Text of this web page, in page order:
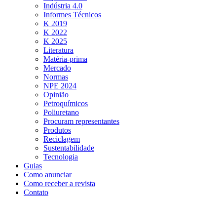
Indústria 4.0
Informes Técnicos
K 2019
K 2022
K 2025
Literatura
Matéria-prima
Mercado
Normas
NPE 2024
Opinião
Petroquímicos
Poliuretano
Procuram representantes
Produtos
Reciclagem
Sustentabilidade
Tecnologia
Guias
Como anunciar
Como receber a revista
Contato